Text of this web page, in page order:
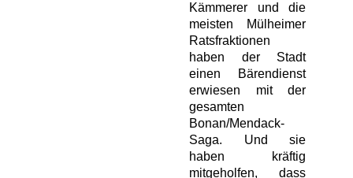
Kämmerer und die
meisten Mülheimer
Ratsfraktionen
haben der Stadt
einen Bärendienst
erwiesen mit der
gesamten
Bonan/Mendack-
Saga. Und sie
haben kräftig
mitgeholfen, dass